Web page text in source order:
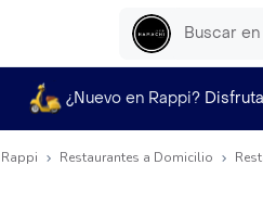
¿Nuevo en Rappi?
Rappi Restaurantes a Domicilio